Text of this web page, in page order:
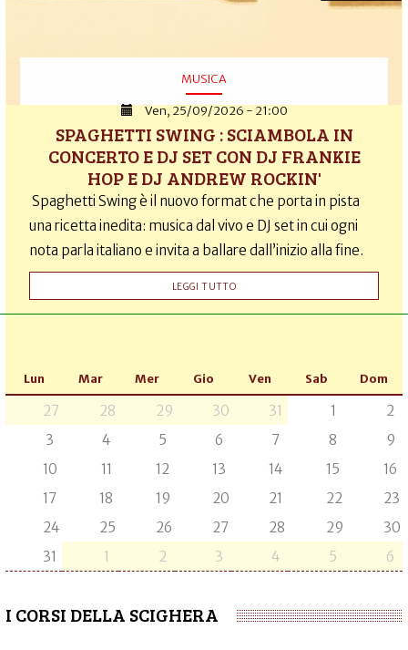
MUSICA
Ven, 25/09/2026 - 21:00
SPAGHETTI SWING : SCIAMBOLA IN
CONCERTO E DJ SET CON DJ FRANKIE
HOP E DJ ANDREW ROCKIN'
Spaghetti Swing è il nuovo format che porta in pista
una ricetta inedita: musica dal vivo e DJ set in cui ogni
nota parla italiano e invita a ballare dall’inizio alla fine.
LEGGI TUTTO
Lun Mar Mer Gio Ven Sab Dom
27 28 29 30 31 1
2
3
4 5 6 7 8
9
10
11 12 13 14 15
16
17
18 19 20 21 22
23
24
25 26 27 28 29
30
31
1 2 3 4 5 6
I CORSI DELLA SCIGHERA